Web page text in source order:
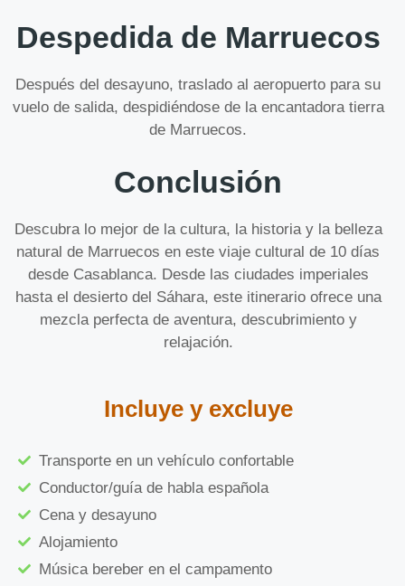
Despedida de Marruecos
Después del desayuno, traslado al aeropuerto para su
vuelo de salida, despidiéndose de la encantadora tierra
de Marruecos.
Conclusión
Descubra lo mejor de la cultura, la historia y la belleza
natural de Marruecos en este viaje cultural de 10 días
desde Casablanca. Desde las ciudades imperiales
hasta el desierto del Sáhara, este itinerario ofrece una
mezcla perfecta de aventura, descubrimiento y
relajación.
Incluye y excluye
Transporte en un vehículo confortable
Conductor/guía de habla española
Cena y desayuno
Alojamiento
Música bereber en el campamento